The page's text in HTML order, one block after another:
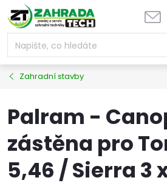
Přejít
na
obsah
Zahradní stavby
Palram -
zástěna pro
5,46 / Sierra 3